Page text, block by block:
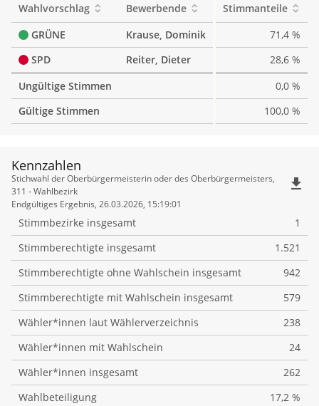
Wahlvorschlag Bewerbende
Stimmanteile
GRÜNE
Krause, Dominik
71,4 %
SPD
Reiter, Dieter
28,6 %
Ungültige Stimmen
0,0 %
Gültige Stimmen
100,0 %
Kennzahlen
Kennzahlen
Stichwahl der Oberbürgermeisterin oder des Oberbürgermeisters,
311 - Wahlbezirk
Endgültiges Ergebnis, 26.03.2026, 15:19:01
file_download
Stimmbezirke insgesamt
1
Stimmberechtigte insgesamt
1.521
Stimmberechtigte ohne Wahlschein insgesamt
942
Stimmberechtigte mit Wahlschein insgesamt
579
Wähler*innen laut Wählerverzeichnis
238
Wähler*innen mit Wahlschein
24
Wähler*innen insgesamt
262
Wahlbeteiligung
17,2 %